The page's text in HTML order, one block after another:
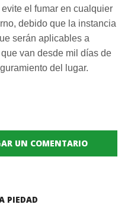
el fumar en cualquier
debido que la instancia
serán aplicables a
van desde mil días de
del lugar.
UN COMENTARIO
PIEDAD